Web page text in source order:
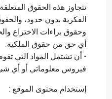
تتجاوز هذه الحقوق
الفكرية بدون حدود،
وحقوق براءات الاختراع
أي حق من حقوق الملكية.
• أن تشتمل المواد التي
فيروس معلوماتي أو أي
إستخدام محتوى الموقع :